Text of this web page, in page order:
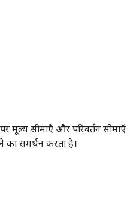
मूल्य सीमाएँ और परिवर्तन सीमाएँ
समर्थन करता है।